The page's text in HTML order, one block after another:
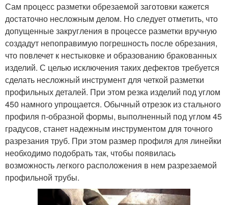
Сам процесс разметки обрезаемой заготовки кажется
достаточно несложным делом. Но следует отметить, что
допущенные закругления в процессе разметки вручную
создадут непоправимую погрешность после обрезания,
что повлечет к нестыковке и образованию бракованных
изделий. С целью исключения таких дефектов требуется
сделать несложный инструмент для четкой разметки
профильных деталей. При этом резка изделий под углом
450 намного упрощается. Обычный отрезок из стального
профиля п-образной формы, выполненный под углом 45
градусов, станет надежным инструментом для точного
разрезания труб. При этом размер профиля для линейки
необходимо подобрать так, чтобы появилась
возможность легкого расположения в нем разрезаемой
профильной трубы.